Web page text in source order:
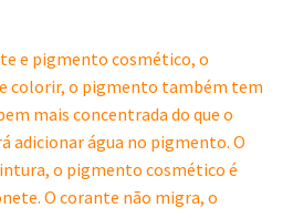
e pigmento cosmético, o
colorir, o pigmento também tem
mais concentrada do que o
adicionar água no pigmento. O
o pigmento cosmético é
O corante não migra, o